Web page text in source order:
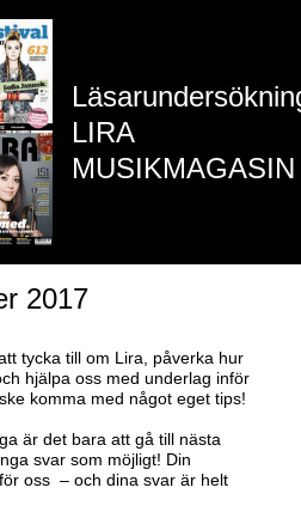
LIRA
MUSIKMAGASIN
2017
tycka till om Lira, påverka hur
hjälpa oss med underlag inför
komma med något eget tips!
är det bara att gå till nästa
svar som möjligt! Din
oss – och dina svar är helt